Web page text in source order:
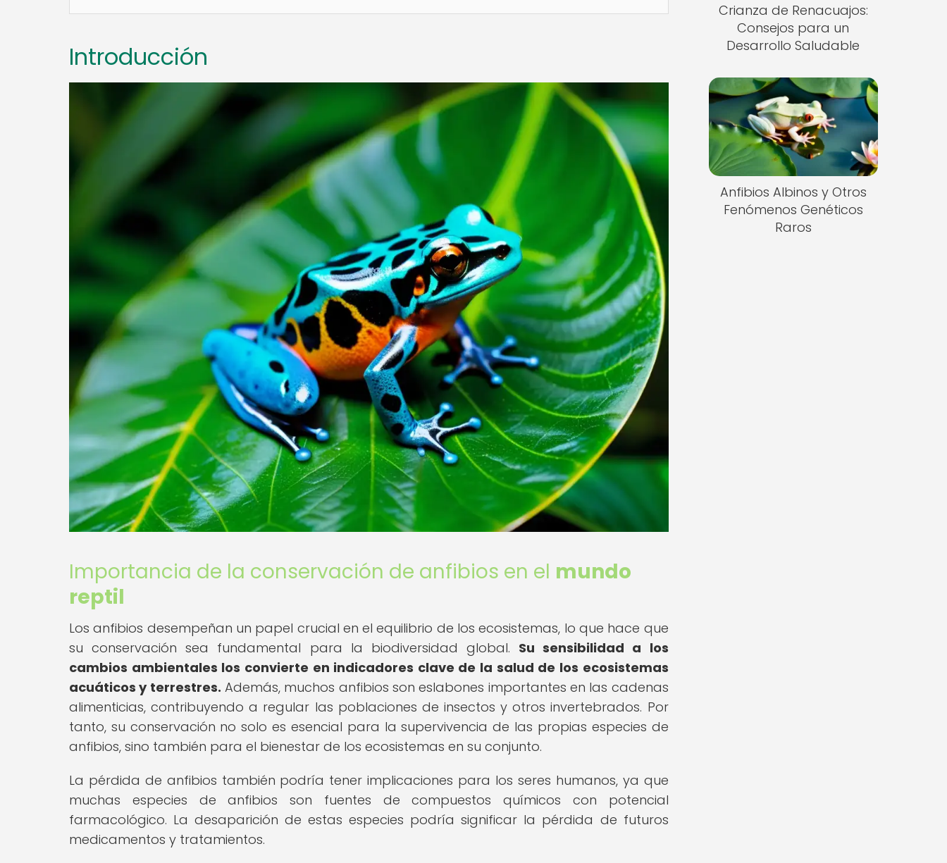
Introducción
Importancia de la conservación de anfibios en el mundo
reptil
Los anfibios desempeñan un papel crucial en el equilibrio de los ecosistemas, lo que hace que
su conservación sea fundamental para la biodiversidad global. Su sensibilidad a los
cambios ambientales los convierte en indicadores clave de la salud de los ecosistemas
acuáticos y terrestres. Además, muchos anfibios son eslabones importantes en las cadenas
alimenticias, contribuyendo a regular las poblaciones de insectos y otros invertebrados. Por
tanto, su conservación no solo es esencial para la supervivencia de las propias especies de
anfibios, sino también para el bienestar de los ecosistemas en su conjunto.
La pérdida de anfibios también podría tener implicaciones para los seres humanos, ya que
muchas especies de anfibios son fuentes de compuestos químicos con potencial
farmacológico. La desaparición de estas especies podría significar la pérdida de futuros
medicamentos y tratamientos.
Crianza de Renacuajos:
Consejos para un
Desarrollo Saludable
Anfibios Albinos y Otros
Fenómenos Genéticos
Raros